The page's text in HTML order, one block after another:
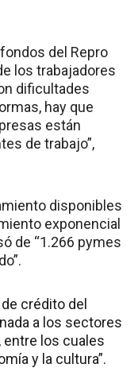
del Repro
los trabajadores
dificultades
hay que
están
de trabajo”,
disponibles
exponencial
de “1.266 pymes
crédito del
a los sectores
entre los cuales
y la cultura”.